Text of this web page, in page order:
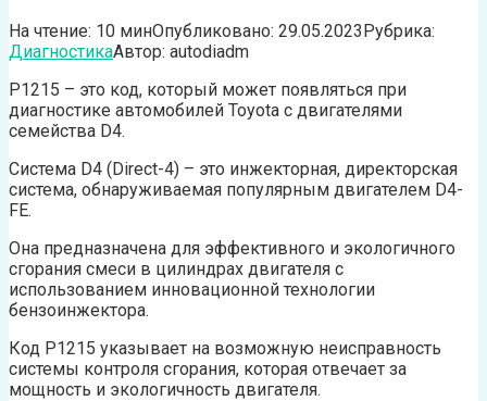
На чтение: 10 минОпубликовано: 29.05.2023Рубрика:
ДиагностикаАвтор: autodiadm
P1215 – это код, который может появляться при
диагностике автомобилей Toyota с двигателями
семейства D4.
Система D4 (Direct-4) – это инжекторная, директорская
система, обнаруживаемая популярным двигателем D4-
FE.
Она предназначена для эффективного и экологичного
сгорания смеси в цилиндрах двигателя с
использованием инновационной технологии
бензоинжектора.
Код P1215 указывает на возможную неисправность
системы контроля сгорания, которая отвечает за
мощность и экологичность двигателя.